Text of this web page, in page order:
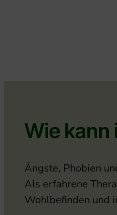
Wie kann
Ängste, Phobien
Als erfahrene
Wohlbefinden und